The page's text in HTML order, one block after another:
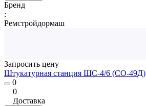
Бренд
:
Ремстройдормаш
Запросить цену
Штукатурная станция ШС-4/6 (СО-49Д)
0
0
Доставка